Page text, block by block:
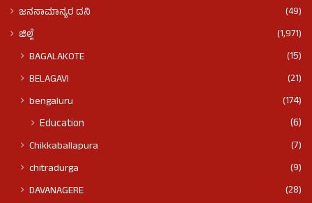
ಜನಸಾಮಾನ್ಯರ ದನಿ
(49)
ಜಿಲ್ಲೆ
(1,971)
BAGALAKOTE
(15)
BELAGAVI
(21)
bengaluru
(174)
Education (6)
Chikkaballapura
(7)
chitradurga
(9)
DAVANAGERE
(28)